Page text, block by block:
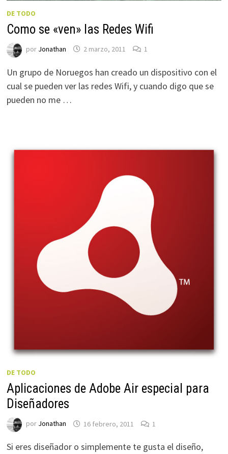
DE TODO
Como se «ven» las Redes Wifi
por Jonathan 2 marzo, 2011 1
Un grupo de Noruegos han creado un dispositivo con el
cual se pueden ver las redes Wifi, y cuando digo que se
pueden no me …
DE TODO
Aplicaciones de Adobe Air especial para
Diseñadores
por Jonathan 16 febrero, 2011 1
Si eres diseñador o simplemente te gusta el diseño,